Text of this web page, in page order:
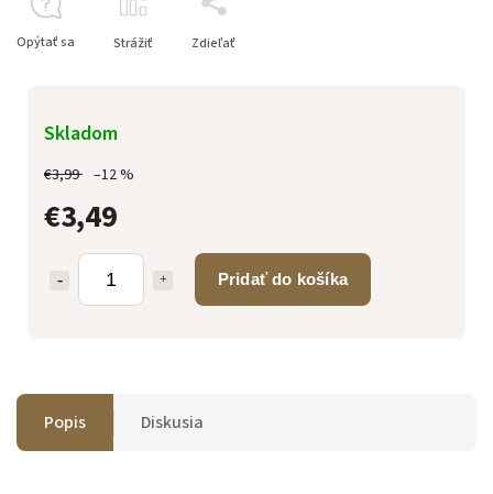
€3,99 –12 %
€3,49
Pridať do košíka
Skladom
Opýtať sa Strážiť Zdieľať
Popis Diskusia